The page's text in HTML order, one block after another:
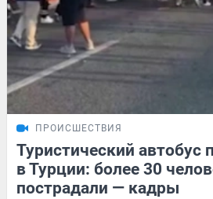
ПРОИСШЕСТВИЯ
Туристический автобус
в Турции: более 30
пострадали — кадры